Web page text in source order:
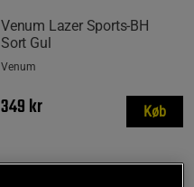
Venum Lazer Sports‑BH
Sort Gul
Venum
349 kr Køb